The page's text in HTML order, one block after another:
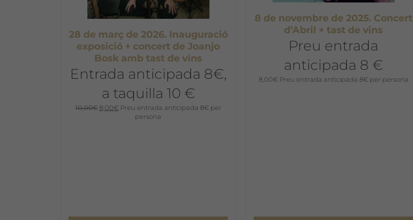
28 de març de 2026. Inauguració
exposició + concert de Joanjo
Bosk amb tast de vins
Entrada anticipada 8€,
a taquilla 10 €
10,00€ El
8,00€ElPreu entrada anticipada 8€ per
persona
8 de novembre de 2025. Concert
d’Abril + tast de vins
Preu entrada
anticipada 8 €
8,00€ Preu entrada anticipada 8€ per persona